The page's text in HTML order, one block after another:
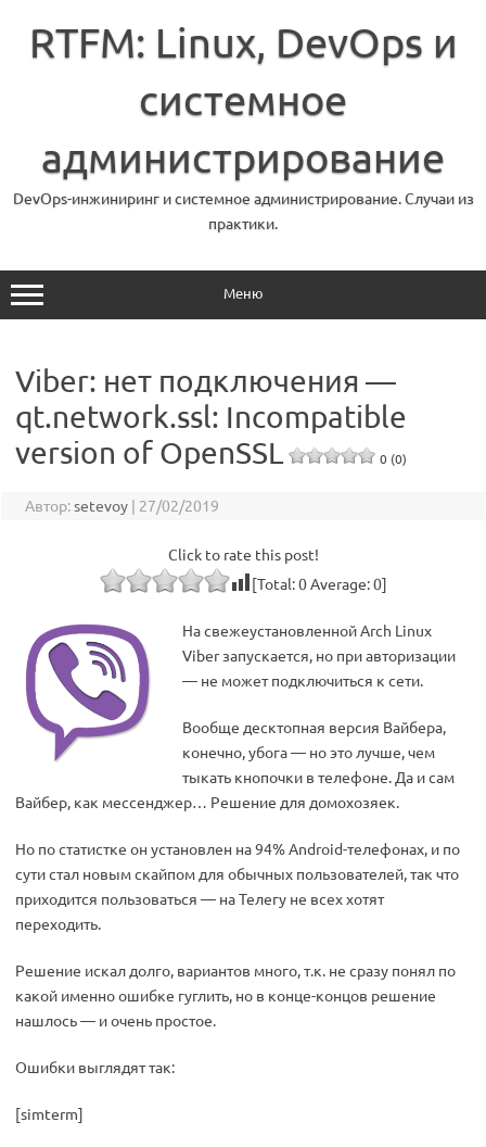
содержимому
RTFM: Linux, DevOps и
системное
администрирование
DevOps-инжиниринг и системное администрирование. Случаи из
практики.
Меню
Viber: нет подключения —
qt.network.ssl: Incompatible
version of OpenSSL
0 (0)
Автор:setevoy | 27/02/2019
Click to rate this post!
[Total:0Average:0]
На свежеустановленной Arch Linux
Viber запускается, но при авторизации
— не может подключиться к сети.
Вообще десктопная версия Вайбера,
конечно, убога — но это лучше, чем
тыкать кнопочки в телефоне. Да и сам
Вайбер, как мессенджер… Решение для домохозяек.
Но по статистке он установлен на 94% Android-телефонах, и по
сути стал новым скайпом для обычных пользователей, так что
приходится пользоваться — на Телегу не всех хотят
переходить.
Решение искал долго, вариантов много, т.к. не сразу понял по
какой именно ошибке гуглить, но в конце-концов решение
нашлось — и очень простое.
Ошибки выглядят так:
[simterm]